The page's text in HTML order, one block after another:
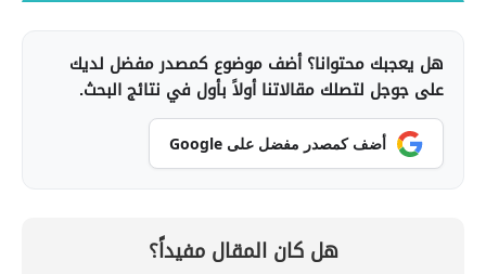
هل يعجبك محتوانا؟ أضف موضوع كمصدر مفضل لديك
على جوجل لتصلك مقالاتنا أولاً بأول في نتائج البحث.
أضف كمصدر مفضل على Google
هل كان المقال مفيداً؟